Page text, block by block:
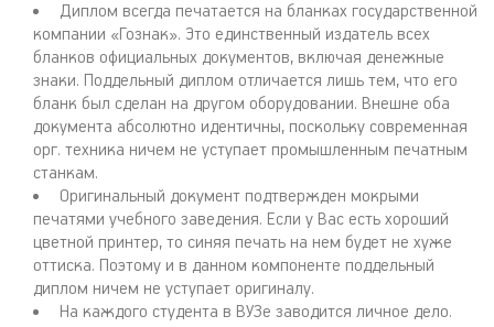
Диплом всегда печатается на бланках государственной
компании «Гознак». Это единственный издатель всех
бланков официальных документов, включая денежные
знаки. Поддельный диплом отличается лишь тем, что его
бланк был сделан на другом оборудовании. Внешне оба
документа абсолютно идентичны, поскольку современная
орг. техника ничем не уступает промышленным печатным
станкам.
Оригинальный документ подтвержден мокрыми
печатями учебного заведения. Если у Вас есть хороший
цветной принтер, то синяя печать на нем будет не хуже
оттиска. Поэтому и в данном компоненте поддельный
диплом ничем не уступает оригиналу.
На каждого студента в ВУЗе заводится личное дело.